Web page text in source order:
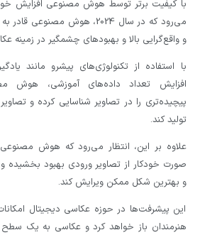
با کیفیت برتر توسط هوش مصنوعی افزایش
می‌رود که در سال 2024، هوش
و واقع‌گرایی بالا و بهبودهای چشمگیر در زمینه
افزایش تعداد داده‌های آموزشی، هوش
پیچیده‌تری را در تصاویر شناسایی کرده و تصاویر
تولید کند.
علاوه بر این، انتظار می‌رود که هوش مصنوعی
صورت خودکار از تصاویر ورودی بهبود بخشیده
و بهترین شکل ممکن ویرایش کند.
این پیشرفت‌ها در حوزه عکاسی دیجیتال
هنرمندان باز خواهد کرد و عکاسی به یک